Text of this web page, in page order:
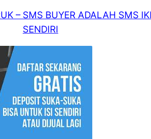
– SMS BUYER ADALAH SMS
SENDIRI